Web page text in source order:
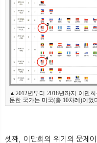
▲2012년부터 2018년까지 이만
문한 국가는 미국(총 10차례)이었
셋째, 이만희의 위기의 문제